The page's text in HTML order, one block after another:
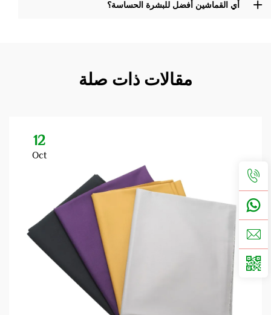
أي القماشين أفضل للبشرة الحساسة؟
مقالات ذات صلة
12
Oct